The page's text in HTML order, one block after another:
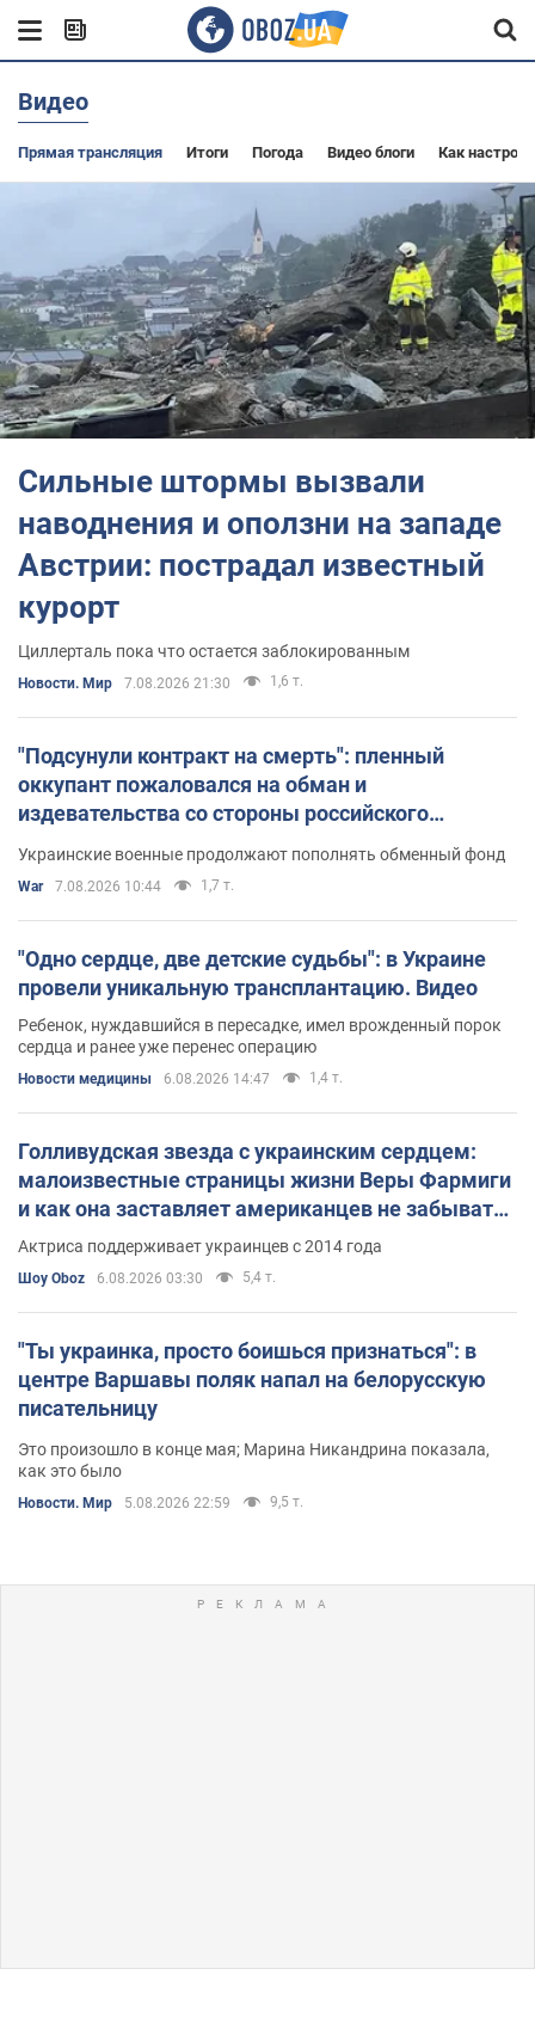
Видео
Прямая трансляция Итоги Погода Видео блоги Как
Сильные штормы вызвали
наводнения и оползни на западе
Австрии: пострадал известный
курорт
Циллерталь пока что остается заблокированным
Новости. Мир 7.08.2026 21:30 1,6 т.
"Подсунули контракт на смерть": пленный
оккупант пожаловался на обман и
издевательства со стороны российского
Украинские военные продолжают пополнять обменный фонд
War 7.08.2026 10:44 1,7 т.
"Одно сердце, две детские судьбы": в Украине
провели уникальную трансплантацию. Видео
Ребенок, нуждавшийся в пересадке, имел врожденный порок
сердца и ранее уже перенес операцию
Новости медицины 6.08.2026 14:47 1,4 т.
Голливудская звезда с украинским сердцем:
малоизвестные страницы жизни Веры Фармиги
и как она заставляет американцев не забывать
о войне
Актриса поддерживает украинцев с 2014 года
Шоу Oboz 6.08.2026 03:30 5,4 т.
"Ты украинка, просто боишься признаться": в
центре Варшавы поляк напал на белорусскую
писательницу
Это произошло в конце мая; Марина Никандрина показала,
как это было
Новости. Мир 5.08.2026 22:59 9,5 т.